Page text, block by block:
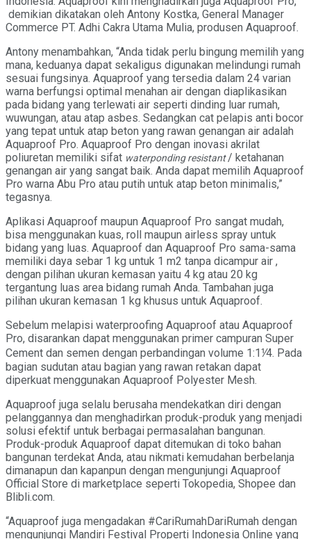
demikian dikatakan oleh Antony Kostka, General Manager
Commerce PT. Adhi Cakra Utama Mulia, produsen Aquaproof.
Antony menambahkan, “Anda tidak perlu bingung memilih yang
mana, keduanya dapat sekaligus digunakan melindungi rumah
sesuai fungsinya. Aquaproof yang tersedia dalam 24 varian
warna berfungsi optimal menahan air dengan diaplikasikan
pada bidang yang terlewati air seperti dinding luar rumah,
wuwungan, atau atap asbes. Sedangkan cat pelapis anti bocor
yang tepat untuk atap beton yang rawan genangan air adalah
Aquaproof Pro. Aquaproof Pro dengan inovasi akrilat
poliuretan memiliki sifat waterponding resistant/ ketahanan
genangan air yang sangat baik. Anda dapat memilih Aquaproof
Pro warna Abu Pro atau putih untuk atap beton minimalis,”
tegasnya.
Aplikasi Aquaproof maupun Aquaproof Pro sangat mudah,
bisa menggunakan kuas, roll maupun airless spray untuk
bidang yang luas. Aquaproof dan Aquaproof Pro sama-sama
memiliki daya sebar 1 kg untuk 1 m2 tanpa dicampur air ,
dengan pilihan ukuran kemasan yaitu 4 kg atau 20 kg
tergantung luas area bidang rumah Anda. Tambahan juga
pilihan ukuran kemasan 1 kg khusus untuk Aquaproof.
Sebelum melapisi waterproofing Aquaproof atau Aquaproof
Pro, disarankan dapat menggunakan primer campuran Super
Cement dan semen dengan perbandingan volume 1:1⅟4. Pada
bagian sudutan atau bagian yang rawan retakan dapat
diperkuat menggunakan Aquaproof Polyester Mesh.
Aquaproof juga selalu berusaha mendekatkan diri dengan
pelanggannya dan menghadirkan produk-produk yang menjadi
solusi efektif untuk berbagai permasalahan bangunan.
Produk-produk Aquaproof dapat ditemukan di toko bahan
bangunan terdekat Anda, atau nikmati kemudahan berbelanja
dimanapun dan kapanpun dengan mengunjungi Aquaproof
Official Store di marketplace seperti Tokopedia, Shopee dan
Blibli.com.
“Aquaproof juga mengadakan #CariRumahDariRumah dengan
mengunjungi Mandiri Festival Properti Indonesia Online yang